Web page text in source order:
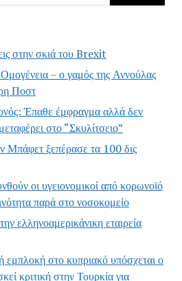
στην σκιά του Brexit
– ο γαμός της Αννούλας
Ποστ
Έπαθε έμφραγμα αλλά δεν
στο “Σκυλίτσειο”
Μπάφετ ξεπέρασε τα 100 δις
οι υγειονομικοί από κορωνοϊό
παρά στο νοσοκομείο
ελληνοαμερικάνικη εταιρεία
εμπλοκή στο κυπριακό υπόσχεται ο
κριτική στην Τουρκία για